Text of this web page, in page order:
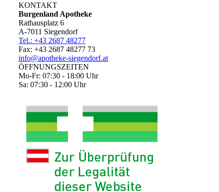
KONTAKT
Burgenland Apotheke
Rathausplatz 6
A-7011 Siegendorf
Tel.: +43 2687 48277
Fax: +43 2687 48277 73
info@apotheke-siegendorf.at
ÖFFNUNGSZEITEN
Mo-Fr: 07:30 - 18:00 Uhr
Sa: 07:30 - 12:00 Uhr